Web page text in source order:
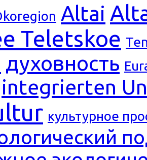
Altai
Teletskoe
духовность
integrierten
культурное